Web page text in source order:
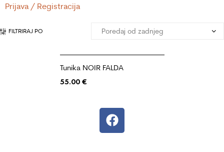
Prijava / Registracija
FILTRIRAJ PO
Tunika NOIR FALDA
55.00 €